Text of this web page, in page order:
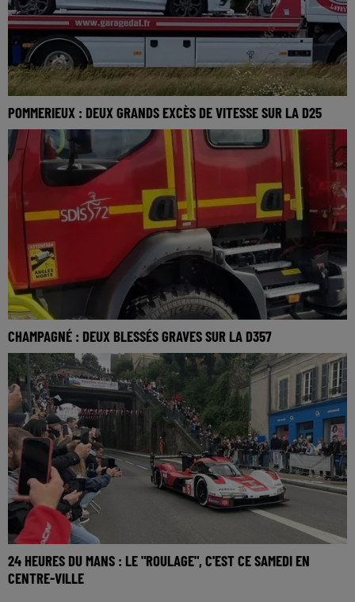
POMMERIEUX : DEUX GRANDS EXCÈS DE VITESSE SUR LA D25
CHAMPAGNÉ : DEUX BLESSÉS GRAVES SUR LA D357
24 HEURES DU MANS : LE "ROULAGE", C'EST CE SAMEDI EN
CENTRE-VILLE